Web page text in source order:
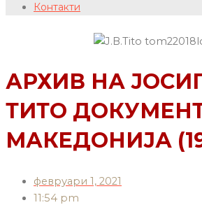
Контакти
АРХИВ НА
ТИТО
МАКЕДОНИЈА
февруари 1, 2021
11:54 pm